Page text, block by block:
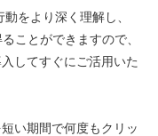
をより深く理解し、
ことができますので、
してすぐにご活用いた
い期間で何度もクリッ